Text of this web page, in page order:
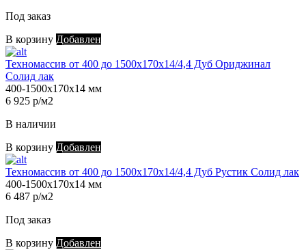
Под заказ
В корзину Добавлен
Техномассив от 400 до 1500х170х14/4,4 Дуб Ориджинал
Солид лак
400-1500х170х14 мм
6 925 р/м2
В наличии
В корзину Добавлен
Техномассив от 400 до 1500х170х14/4,4 Дуб Рустик Солид лак
400-1500х170х14 мм
6 487 р/м2
Под заказ
В корзину Добавлен